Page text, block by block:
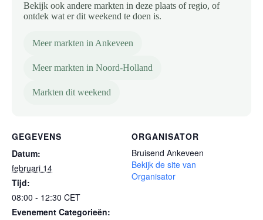
Bekijk ook andere markten in deze plaats of regio, of
ontdek wat er dit weekend te doen is.
Meer markten in Ankeveen
Meer markten in Noord-Holland
Markten dit weekend
GEGEVENS
Datum:
februari 14
Tijd:
08:00 - 12:30 CET
Evenement Categorieën:
ORGANISATOR
Bruisend Ankeveen
Bekijk de site van
Organisator